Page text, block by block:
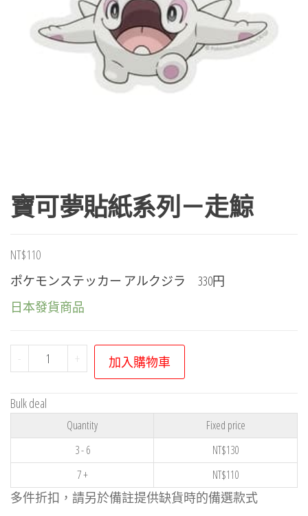
寶可夢貼紙系列－走鯨
NT$110
ポケモンステッカー アルクジラ 330円
日本發貨商品
-
可
貼
－
走
+ 加入購物車
Bulk deal
Quantity
Fixed price
3 - 6
NT$130
7 +
NT$110
多件折扣，請另於備註提供缺貨時的備選款式